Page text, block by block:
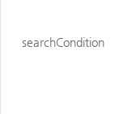
searchCondition